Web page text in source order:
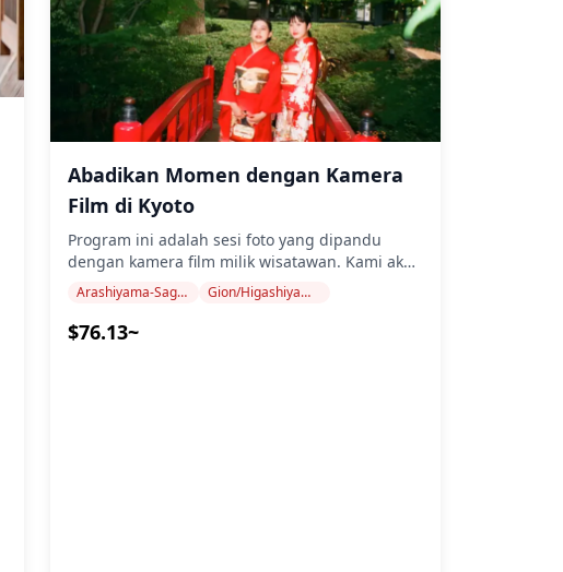
10 Yamaboko): 24 Juli Kedua prosesi
menampilkan arak-arakan yang megah, musik
tradisional, dan warisan budaya Kyoto yang
kaya. Dengan tempat duduk yang dipesan,
Anda dapat bersantai dan menikmati
pemandangan tanpa halangan—tidak perlu
khawatir tentang keramaian atau berdiri
(Opsional) Untuk pengalaman yang lebih
nyaman dan lancar, kami juga menawarkan
paket hotel dengan jumlah terbatas, termasuk 2
malam (sehari sebelum dan hari festival)
dengan tiket tempat duduk yang dipesan. Hotel
yang tersedia: ・Rinn Kyoto Gion Shinbashi ・
tersedia dalam jumlah terbatas dan akan dijual
Abadikan Momen dengan Kamera
Film di Kyoto
Program ini adalah sesi foto yang dipandu
dengan kamera film milik wisatawan. Kami akan
mengabadikan momen perjalanan santai Anda
di Kyoto. Lokasi pemotretan dapat dilakukan di
mana saja di Kyoto. Rekomendasi: 1) Hutan
Arashiyama-Sagano Gion/Higashiyama (Kiyomizu-dera, Yasaka, Heian)
$76.13~